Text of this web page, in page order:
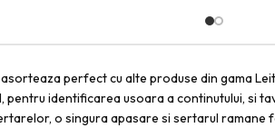
perfect cu alte produse din gama
identificarea usoara a continutului,
o singura apasare si sertarul